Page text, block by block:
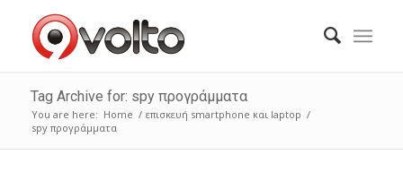
Tag Archive for: spy προγράμματα
You are here: Home / επισκευή smartphone και laptop /
spy προγράμματα